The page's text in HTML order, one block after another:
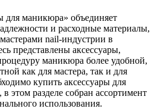
для маникюра» объединяет
и расходные материалы,
nail-индустрии в
представлены аксессуары,
маникюра более удобной,
как для мастера, так и для
купить аксессуары для
этом разделе собран ассортимент
использования.